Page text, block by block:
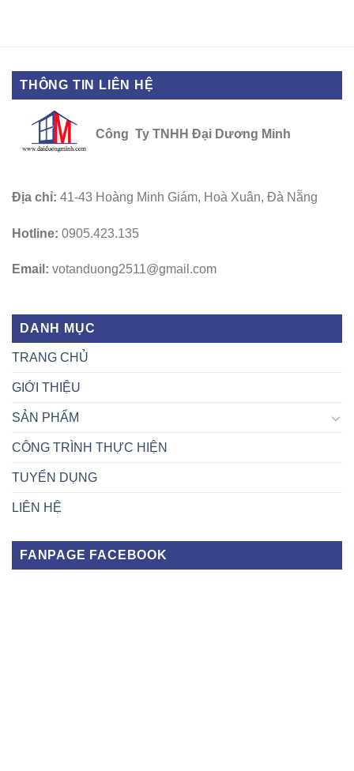
THÔNG TIN LIÊN HỆ
Công Ty TNHH Đại Dương Minh
Địa chỉ: 41-43 Hoàng Minh Giám, Hoà Xuân, Đà Nẵng
Hotline: 0905.423.135
Email: votanduong2511@gmail.com
DANH MỤC
TRANG CHỦ
GIỚI THIỆU
SẢN PHẨM
CÔNG TRÌNH THỰC HIỆN
TUYỂN DỤNG
LIÊN HỆ
FANPAGE FACEBOOK